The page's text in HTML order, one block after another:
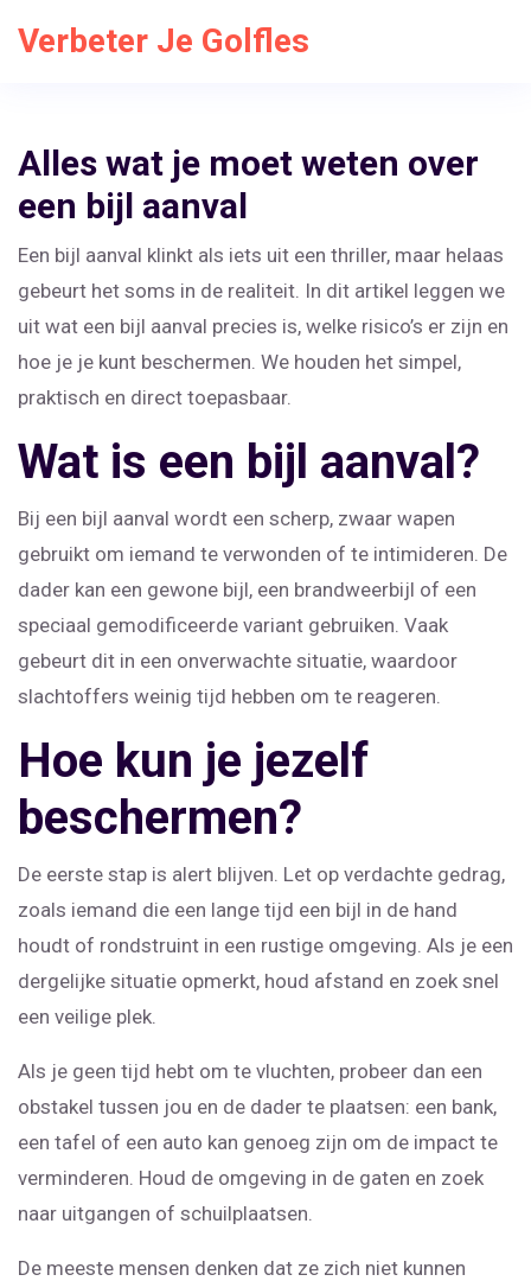
Verbeter Je Golfles
Alles wat je moet weten over
een bijl aanval
Een bijl aanval klinkt als iets uit een thriller, maar helaas
gebeurt het soms in de realiteit. In dit artikel leggen we
uit wat een bijl aanval precies is, welke risico’s er zijn en
hoe je je kunt beschermen. We houden het simpel,
praktisch en direct toepasbaar.
Wat is een bijl aanval?
Bij een bijl aanval wordt een scherp, zwaar wapen
gebruikt om iemand te verwonden of te intimideren. De
dader kan een gewone bijl, een brandweerbijl of een
speciaal gemodificeerde variant gebruiken. Vaak
gebeurt dit in een onverwachte situatie, waardoor
slachtoffers weinig tijd hebben om te reageren.
Hoe kun je jezelf
beschermen?
De eerste stap is alert blijven. Let op verdachte gedrag,
zoals iemand die een lange tijd een bijl in de hand
houdt of rondstruint in een rustige omgeving. Als je een
dergelijke situatie opmerkt, houd afstand en zoek snel
een veilige plek.
Als je geen tijd hebt om te vluchten, probeer dan een
obstakel tussen jou en de dader te plaatsen: een bank,
een tafel of een auto kan genoeg zijn om de impact te
verminderen. Houd de omgeving in de gaten en zoek
naar uitgangen of schuilplaatsen.
De meeste mensen denken dat ze zich niet kunnen